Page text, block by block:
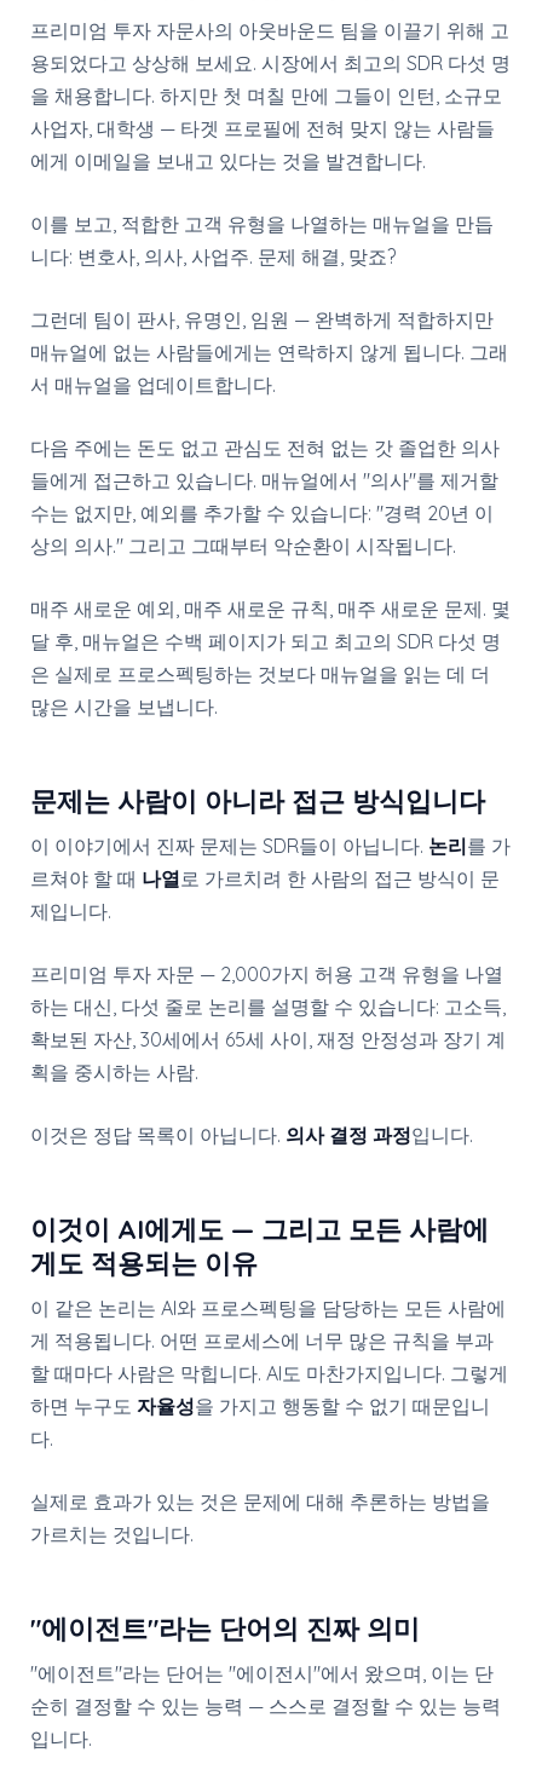
프리미엄 투자 자문사의 아웃바운드 팀을 이끌기 위해 고
용되었다고 상상해 보세요. 시장에서 최고의 SDR 다섯 명
을 채용합니다. 하지만 첫 며칠 만에 그들이 인턴, 소규모
사업자, 대학생 — 타겟 프로필에 전혀 맞지 않는 사람들
에게 이메일을 보내고 있다는 것을 발견합니다.
이를 보고, 적합한 고객 유형을 나열하는 매뉴얼을 만듭
니다: 변호사, 의사, 사업주. 문제 해결, 맞죠?
그런데 팀이 판사, 유명인, 임원 — 완벽하게 적합하지만
매뉴얼에 없는 사람들에게는 연락하지 않게 됩니다. 그래
서 매뉴얼을 업데이트합니다.
다음 주에는 돈도 없고 관심도 전혀 없는 갓 졸업한 의사
들에게 접근하고 있습니다. 매뉴얼에서 "의사"를 제거할
수는 없지만, 예외를 추가할 수 있습니다: "경력 20년 이
상의 의사." 그리고 그때부터 악순환이 시작됩니다.
매주 새로운 예외, 매주 새로운 규칙, 매주 새로운 문제. 몇
달 후, 매뉴얼은 수백 페이지가 되고 최고의 SDR 다섯 명
은 실제로 프로스펙팅하는 것보다 매뉴얼을 읽는 데 더
많은 시간을 보냅니다.
문제는 사람이 아니라 접근 방식입니다
이 이야기에서 진짜 문제는 SDR들이 아닙니다. 논리를 가
르쳐야 할 때 나열 로 가르치려 한 사람의 접근 방식이 문
제입니다.
프리미엄 투자 자문 — 2,000가지 허용 고객 유형을 나열
하는 대신, 다섯 줄로 논리를 설명할 수 있습니다: 고소득,
확보된 자산, 30세에서 65세 사이, 재정 안정성과 장기 계
획을 중시하는 사람.
이것은 정답 목록이 아닙니다. 의사 결정 과정입니다.
이것이 AI에게도 — 그리고 모든 사람에
게도 적용되는 이유
이 같은 논리는 AI와 프로스펙팅을 담당하는 모든 사람에
게 적용됩니다. 어떤 프로세스에 너무 많은 규칙을 부과
할 때마다 사람은 막힙니다. AI도 마찬가지입니다. 그렇게
하면 누구도 자율성을 가지고 행동할 수 없기 때문입니
다.
실제로 효과가 있는 것은 문제에 대해 추론하는 방법을
가르치는 것입니다.
"에이전트"라는 단어의 진짜 의미
"에이전트"라는 단어는 "에이전시"에서 왔으며, 이는 단
순히 결정할 수 있는 능력 — 스스로 결정할 수 있는 능력
입니다.